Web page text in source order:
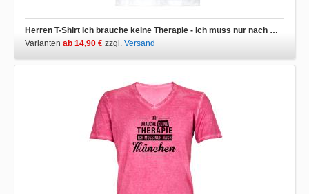
Herren T-Shirt Ich brauche keine Therapie - Ich muss nur nach München
Varianten ab 14,90 € zzgl. Versand